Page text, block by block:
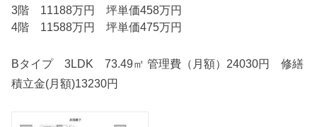
3階 11188万円 坪単価458万円
4階 11588万円 坪単価475万円
Bタイプ 3LDK 73.49㎡ 管理費（月額）24030円 修繕
積立金(月額)13230円